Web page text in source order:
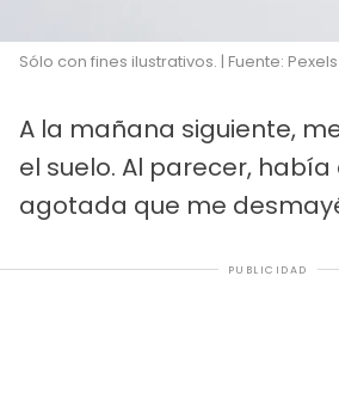
Sólo con fines ilustrativos. | Fuente: Pexels
A la mañana siguiente,
el suelo. Al parecer,
agotada que me
PUBLICIDAD